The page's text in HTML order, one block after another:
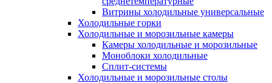
Витрины холодильные универсальные
Холодильные горки
Холодильные и морозильные камеры
Камеры холодильные и морозильные
Моноблоки холодильные
Сплит-системы
Холодильные и морозильные столы